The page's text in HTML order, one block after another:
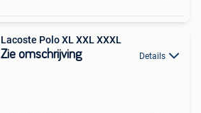
Lacoste Polo XL XXL XXXL
Zie omschrijving Details